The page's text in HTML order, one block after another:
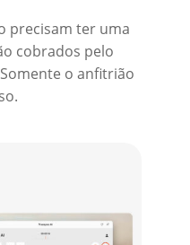
precisam ter uma
cobrados pelo
o anfitrião